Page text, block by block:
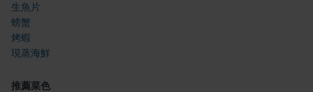
生魚片
螃蟹
烤蝦
現蒸海鮮
推薦菜色